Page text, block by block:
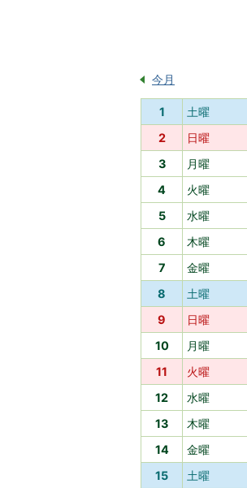
今月
1
土曜
2
日曜
3
月曜
4
火曜
5
水曜
6
木曜
7
金曜
8
土曜
9
日曜
10
月曜
11
火曜
12
水曜
13
木曜
14
金曜
15
土曜